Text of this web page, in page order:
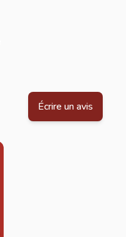
Écrire un avis